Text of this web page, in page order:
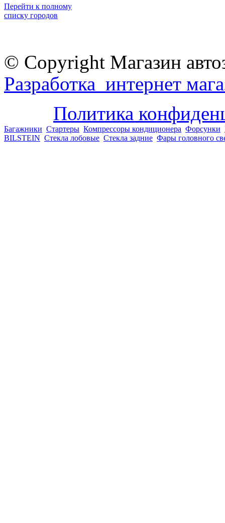
Перейти к полному
списку городов
© Copyright Магазин
Разработка интернет
Политика
Багажники Стартеры Компрессоры кондиционера Форсунки
BILSTEIN Стекла лобовые Стекла задние Фары головного